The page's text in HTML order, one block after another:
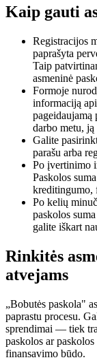
Kaip gauti
Registracijos
paprašyta
Taip
asmeninė
Formoje
informaciją
pageidaujamą
darbo metu,
Galite
parašu arba
Po įvertinimo
Paskolos
kreditingumo,
Po kelių
paskolos
galite iškart
Rinkitės
atvejams
„Bobutės paskola"
paprastu procesu.
sprendimai — tiek
paskolos ar
finansavimo būdo.